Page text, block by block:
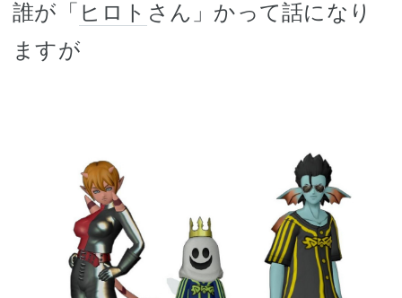
誰が「 ヒロト さん」かって話になり
ますが